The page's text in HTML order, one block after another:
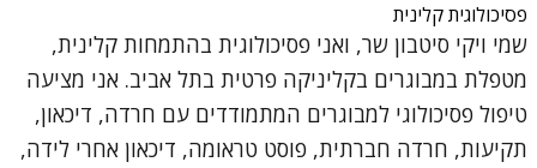
פסיכולוגית קלינית
שמי ויקי סיטבון שר, ואני פסיכולוגית בהתמחות קלינית,
מטפלת במבוגרים בקליניקה פרטית בתל אביב. אני מציעה
טיפול פסיכולוגי למבוגרים המתמודדים עם חרדה, דיכאון,
תקיעות, חרדה חברתית, פוסט טראומה, דיכאון אחרי לידה,